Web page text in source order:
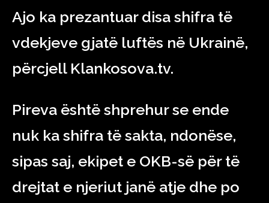
Ajo ka prezantuar disa shifra të
vdekjeve gjatë luftës në Ukrainë,
përcjell Klankosova.tv.
Pireva është shprehur se ende
nuk ka shifra të sakta, ndonëse,
sipas saj, ekipet e OKB-së për të
drejtat e njeriut janë atje dhe po